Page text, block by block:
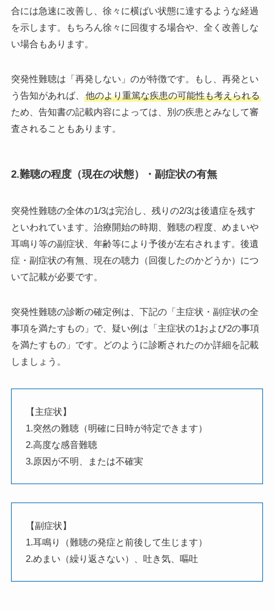
合には急速に改善し、徐々に横ばい状態に達するような経過
を示します。もちろん徐々に回復する場合や、全く改善しな
い場合もあります。
突発性難聴は「再発しない」のが特徴です。もし、再発とい
う告知があれば、
他のより重篤な疾患の可能性も考えられる
ため、告知書の記載内容によっては、別の疾患とみなして審
査されることもあります。
2.難聴の程度（現在の状態）・副症状の有無
突発性難聴の全体の1/3は完治し、残りの2/3は後遺症を残す
といわれています。治療開始の時期、難聴の程度、めまいや
耳鳴り等の副症状、年齢等により予後が左右されます。後遺
症・副症状の有無、現在の聴力（回復したのかどうか）につ
いて記載が必要です。
突発性難聴の診断の確定例は、下記の「主症状・副症状の全
事項を満たすもの」で、疑い例は「主症状の1および2の事項
を満たすもの」です。どのように診断されたのか詳細を記載
しましょう。
【主症状】
1.突然の難聴（明確に日時が特定できます）
2.高度な感音難聴
3.原因が不明、または不確実
【副症状】
1.耳鳴り（難聴の発症と前後して生じます）
2.めまい（繰り返さない）、吐き気、嘔吐